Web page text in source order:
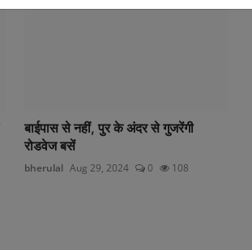
बाईपास से नहीं, पुर के अंदर से गुजरेंगी
रोडवेज बसें
bherulal Aug 29, 2024 0 108